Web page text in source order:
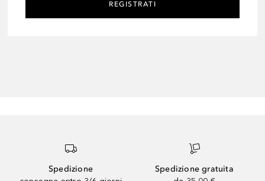
REGISTRATI
Spedizione
Spedizione gratuita